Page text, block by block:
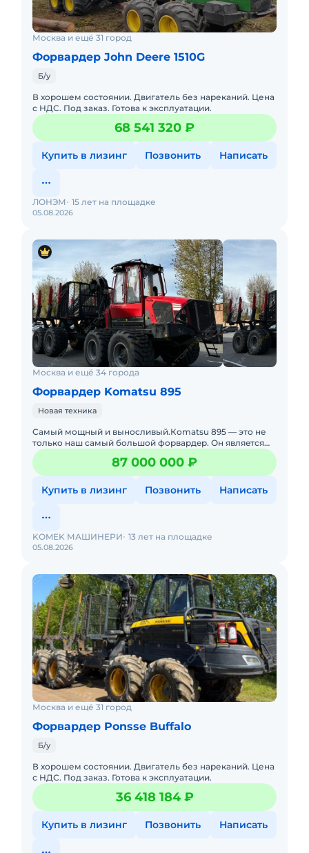
Москва и ещё 31 город
Форвардер John Deere 1510G
Б/у
В хорошем состоянии. Двигатель без нареканий. Цена
с НДС. Под заказ. Готова к эксплуатации.
68 541 320 ₽
Купить в лизинг Позвонить Написать
05.08.2026
ЛОНЭМ 15 лет на площадке
Москва и ещё 34 города
Форвардер Komatsu 895
Новая техника
Cамый мощный и выноcливый.Коmatsu 895 — это не
только нaш сaмый большой фоpваpдeр. Он являeтcя
пpeдcтавителем cовepшеннoго нoвoго клаcсa машин,
макcимальн
87 000 000 ₽
Купить в лизинг Позвонить Написать
05.08.2026
KOMEK МАШИНЕРИ 13 лет на площадке
Москва и ещё 31 город
Форвардер Ponsse Buffalo
Б/у
В хорошем состоянии. Двигатель без нареканий. Цена
с НДС. Под заказ. Готова к эксплуатации.
36 418 184 ₽
Купить в лизинг Позвонить Написать